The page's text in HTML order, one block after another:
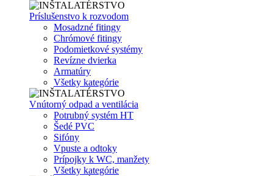
Príslušenstvo k rozvodom
Mosadzné fitingy
Chrómové fitingy
Podomietkové systémy
Revízne dvierka
Armatúry
Všetky kategórie
Vnútorný odpad a ventilácia
Potrubný systém HT
Šedé PVC
Sifóny
Vpuste a odtoky
Prípojky k WC, manžety
Všetky kategórie